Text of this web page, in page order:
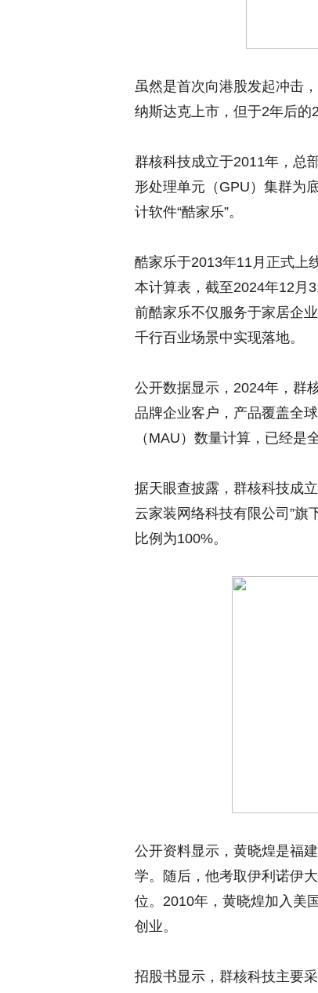
虽然是首次向港股发起冲击
纳斯达克上市，但于2年后的
群核科技成立于2011年，总
形处理单元（GPU）集群为
计软件“酷家乐”。
酷家乐于2013年11月正式上
本计算表，截至2024年12月
前酷家乐不仅服务于家居企
千行百业场景中实现落地。
公开数据显示，2024年，群
品牌企业客户，产品覆盖全
（MAU）数量计算，已经是
据天眼查披露，群核科技成
云家装网络科技有限公司”旗
比例为100%。
公开资料显示，黄晓煌是福
学。随后，他考取伊利诺伊
位。2010年，黄晓煌加入美
创业。
招股书显示，群核科技主要